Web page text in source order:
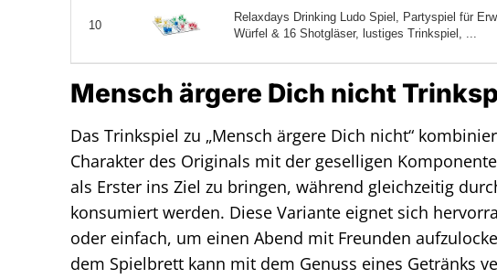
10
Relaxdays Drinking Ludo Spiel, Partyspiel für
Würfel & 16 Shotgläser, lustiges Trinkspiel, ...
Mensch ärgere Dich nicht
Das Trinkspiel zu „Mensch ärgere Dich nicht“
Charakter des Originals mit der geselligen
als Erster ins Ziel zu bringen, während gleichzeitig
konsumiert werden. Diese Variante eignet sich
oder einfach, um einen Abend mit Freunden
dem Spielbrett kann mit dem Genuss eines Getränks